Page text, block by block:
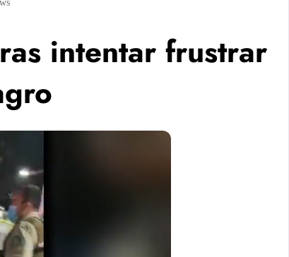
intentar frustrar